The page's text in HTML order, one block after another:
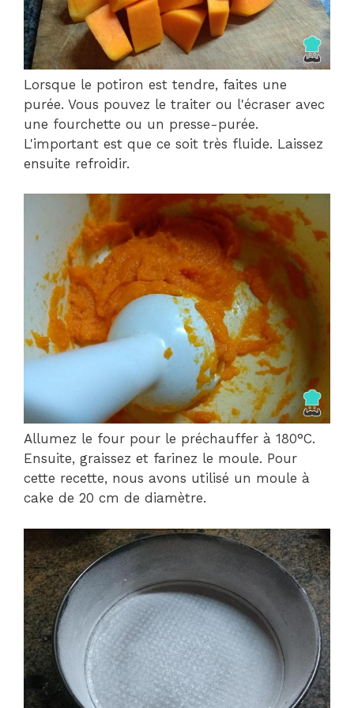
Lorsque le potiron est tendre, faites une
purée. Vous pouvez le traiter ou l'écraser avec
une fourchette ou un presse-purée.
L'important est que ce soit très fluide. Laissez
ensuite refroidir.
Allumez le four pour le préchauffer à 180°C.
Ensuite, graissez et farinez le moule. Pour
cette recette, nous avons utilisé un moule à
cake de 20 cm de diamètre.